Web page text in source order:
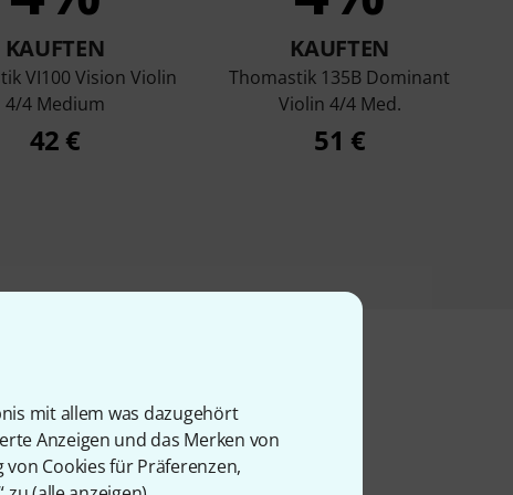
mit allem was dazugehört
Anzeigen und das Merken von
Cookies für Präferenzen,
KAUFTEN
VI100 Vision Violin
4/4 Medium
42 €
KAUFTEN
Thomastik 135B Dominant
Violin 4/4 Med.
51 €